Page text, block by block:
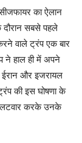
का ऐलान
दौरान सबसे पहले
वाले ट्रंप एक बार
ने हाल ही में अपने
ईरान और इजरायल
की इस घोषणा के
करके उनके